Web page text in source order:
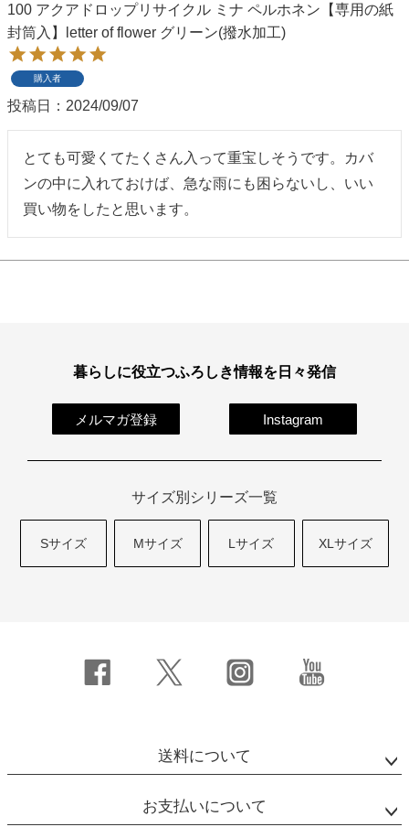
100 アクアドロップリサイクル ミナ ペルホネン【専用の紙
封筒入】letter of flower グリーン(撥水加工)
購入者
投稿日 2024/09/07
とても可愛くてたくさん入って重宝しそうです。カバ
ンの中に入れておけば、急な雨にも困らないし、いい
買い物をしたと思います。
暮らしに役立つふろしき情報を日々発信
メルマガ登録 Instagram
サイズ別シリーズ一覧
Sサイズ Mサイズ Lサイズ XLサイズ
送料について
お支払いについて
季節の贈り物
プチギフト
女性向けギフト
ギフトラッピング
竹久夢二
伊砂文様
隅田川(浮世絵)
リバーシブル
着物用